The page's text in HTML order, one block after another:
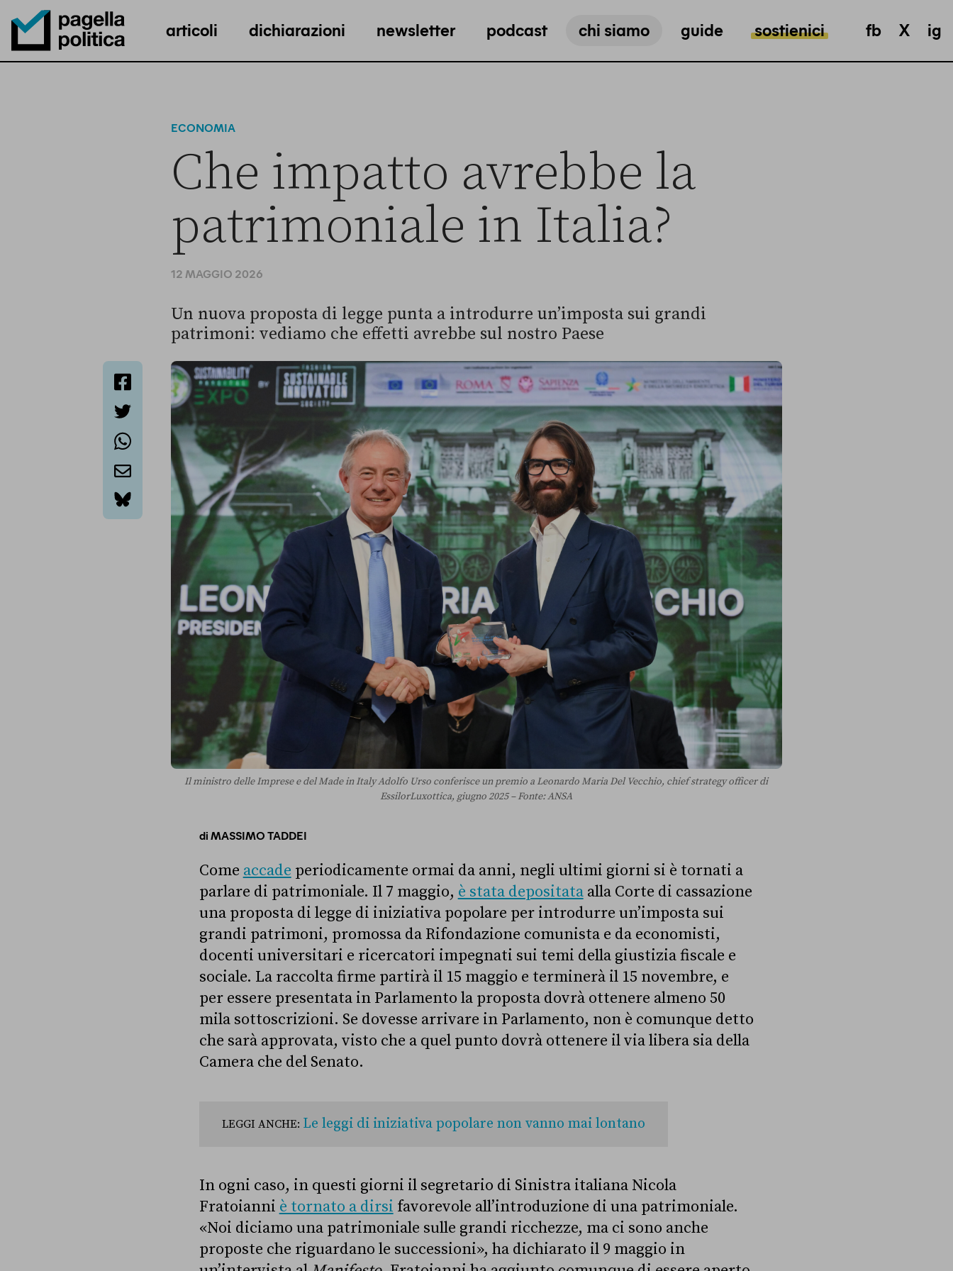
Pagella Politica Logo
articoli dichiarazioni newsletter podcast chi siamo guide sostienici fb X ig
ECONOMIA
Che impatto avrebbe la
patrimoniale in Italia?
12 MAGGIO 2026
bluesky
Un nuova proposta di legge punta a introdurre un’imposta sui grandi
patrimoni: vediamo che effetti avrebbe sul nostro Paese
Il ministro delle Imprese e del Made in Italy Adolfo Urso conferisce un premio a Leonardo Maria Del Vecchio, chief strategy officer di
EssilorLuxottica, giugno 2025 – Fonte: ANSA
diMASSIMO TADDEI
Come accade periodicamente ormai da anni, negli ultimi giorni si è tornati a
parlare di patrimoniale. Il 7 maggio, è stata depositataalla Corte di cassazione
una proposta di legge di iniziativa popolare per introdurre un’imposta sui
grandi patrimoni, promossa da Rifondazione comunista e da economisti,
docenti universitari e ricercatori impegnati sui temi della giustizia fiscale e
sociale. La raccolta firme partirà il 15 maggio e terminerà il 15 novembre, e
per essere presentata in Parlamento la proposta dovrà ottenere almeno 50
mila sottoscrizioni. Se dovesse arrivare in Parlamento, non è comunque detto
che sarà approvata, visto che a quel punto dovrà ottenere il via libera sia della
Camera che del Senato.
LEGGI ANCHE: Le leggi di iniziativa popolare non vanno mai lontano
In ogni caso, in questi giorni il segretario di Sinistra italiana Nicola
Fratoianni è tornato a dirsi favorevole all’introduzione di una patrimoniale.
«Noi diciamo una patrimoniale sulle grandi ricchezze, ma ci sono anche
proposte che riguardano le successioni», ha dichiarato il 9 maggio in